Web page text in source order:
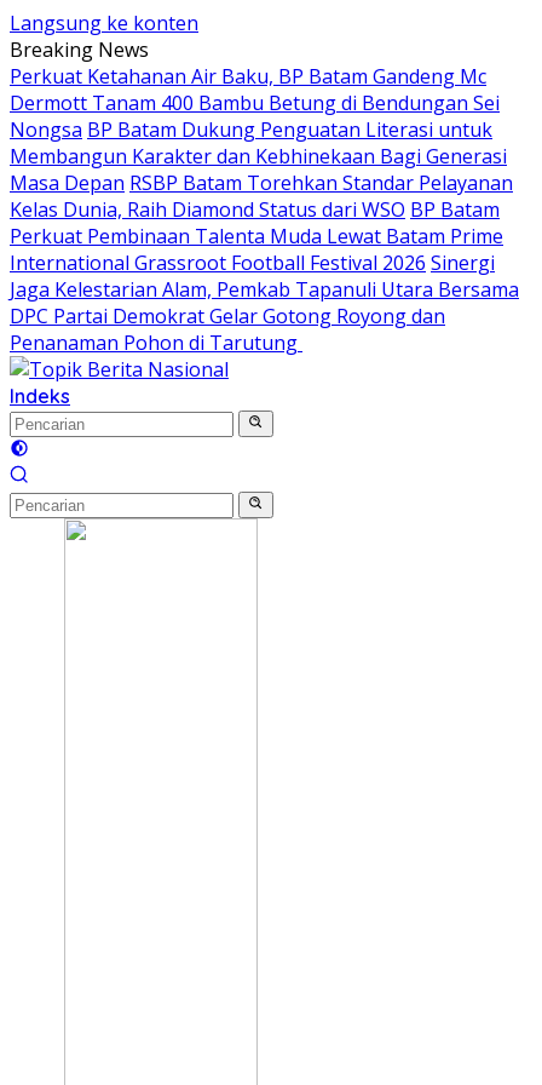
Langsung ke konten
Breaking News
Perkuat Ketahanan Air Baku, BP Batam Gandeng Mc
Dermott Tanam 400 Bambu Betung di Bendungan Sei
Nongsa BP Batam Dukung Penguatan Literasi untuk
Membangun Karakter dan Kebhinekaan Bagi Generasi
Masa Depan RSBP Batam Torehkan Standar Pelayanan
Kelas Dunia, Raih Diamond Status dari WSO BP Batam
Perkuat Pembinaan Talenta Muda Lewat Batam Prime
International Grassroot Football Festival 2026 Sinergi
Jaga Kelestarian Alam, Pemkab Tapanuli Utara Bersama
DPC Partai Demokrat Gelar Gotong Royong dan
Penanaman Pohon di Tarutung ‎
Indeks